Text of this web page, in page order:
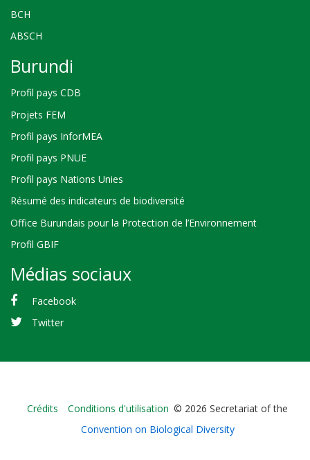
BCH
ABSCH
Burundi
Profil pays CDB
Projets FEM
Profil pays InforMEA
Profil pays PNUE
Profil pays Nations Unies
Résumé des indicateurs de biodiversité
Office Burundais pour la Protection de l’Environnement
Profil GBIF
Médias sociaux
Facebook
Twitter
Bioland
-
Crédits Conditions d'utilisation © 2026 Secretariat of the
Convention on Biological Diversity